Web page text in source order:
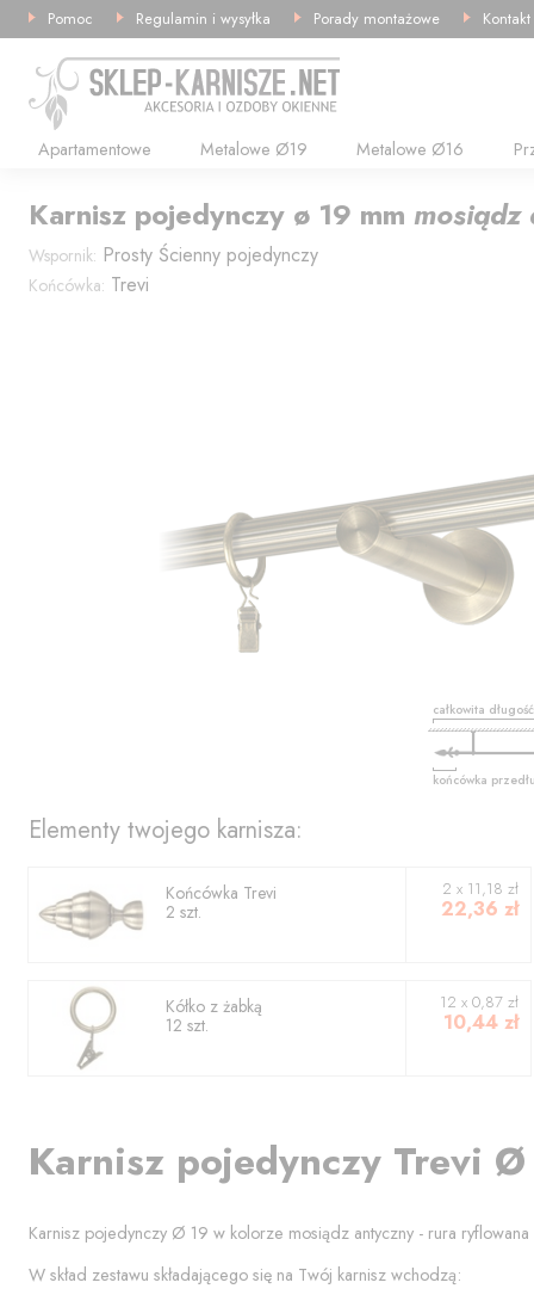
Apartamentowe Metalowe Ø19 Metalowe Ø16
Pomoc Regulamin i wysyłka Porady montażowe Kontakt
Karnisz pojedynczy ø 19 mm mosiądz
Wspornik: Prosty Ścienny pojedynczy
Końcówka: Trevi
całkowita
końcówka
Elementy twojego karnisza:
Końcówka Trevi
2 szt.
2 x 11,18 zł
22,36 zł
Kółko z żabką
12 szt.
12 x 0,87 zł
10,44 zł
Karnisz pojedynczy Trevi Ø
Karnisz pojedynczy Ø 19 w kolorze mosiądz antyczny - rura ryflowana
W skład zestawu składającego się na Twój karnisz wchodzą: